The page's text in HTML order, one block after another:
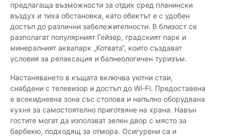
предлагаща възможности за отдих сред планински
въздух и тиха обстановка, като обектът е с удобен
достъп до различни забележителности. В близост се
разполагат популярният Гейзер, градският парк и
минералният аквапарк „Котвата“, които създават
условия за релаксация и балнеологичен туризъм.
Настаняването в къщата включва уютни стаи,
снабдени с телевизор и достъп до Wi-Fi. Предоставена
е всекидневна зона със столова и напълно оборудвана
кухня за самостоятелно приготвяне на храна. Навън
гостите могат да използват зелен двор с място за
барбекю, подходящ за отмора. Осигурени са и